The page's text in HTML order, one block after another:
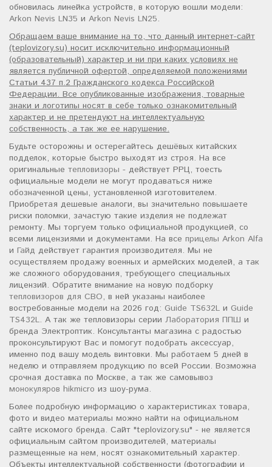
обновилась линейка устройств, в которую вошли модели:
Arkon Nevis LN35 и Arkon Nevis LN25.
Обращаем ваше внимание на то, что данный интернет-сайт
(teplovizory.su) носит исключительно информационный
(образовательный) характер и ни при каких условиях не
является публичной офертой, определяемой положениями
Статьи 437 п.2 Гражданского кодекса Российской
Федерации. Все опубликованные изображения, товарные
знаки и логотипы носят в себе только ознакомительный
характер и не претендуют на интеллектуальную
собственность, а так же ее нарушение.
Будьте осторожны и остерегайтесь дешёвых китайских
подделок, которые быстро выходят из строя. На все
оригинальные тепловизоры - действует РРЦ, тоесть
официальные модели не могут продаваться ниже
обозначенной цены, установленной изготовителем.
Приобретая дешевые аналоги, вы значительно повышаете
риски поломки, зачастую такие изделия не подлежат
ремонту. Мы торгуем только официальной продукцией, со
всеми лицензиями и документами. На все прицелы Arkon Alfa
и Гайд действует гарантия производителя. Мы не
осуществляем продажу военных и армейских моделей, а так
же сложного оборудования, требующего специальных
лицензий. Обратите внимание на новую подборку
тепловизоров для СВО, в ней указаны наиболее
востребованные модели на 2026 год: Guide TS632L и Guide
TS432L. А так же тепловизоры серии Лаборатория ППШ и
бренда Электроптик. Консультанты магазина с радостью
проконсультируют Вас и помогут подобрать аксессуар,
именно под вашу модель винтовки. Мы работаем 5 дней в
неделю и отправляем продукцию по всей России. Возможна
срочная доставка по Москве, а так же самовывоз
монокуляров hikmicro из шоу-рума.
Более подробную информацию о характеристиках товара,
фото и видео материалы можно найти на официальном
сайте искомого бренда. Сайт "teplovizory.su" - не является
официальным сайтом производителей, материалы
размещенные на нем, носят ознакомительный характер.